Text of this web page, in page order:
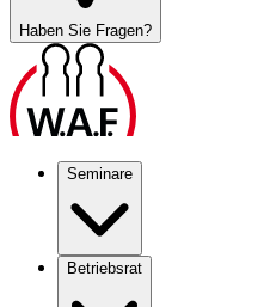
Haben Sie Fragen?
Seminare
Betriebsrat